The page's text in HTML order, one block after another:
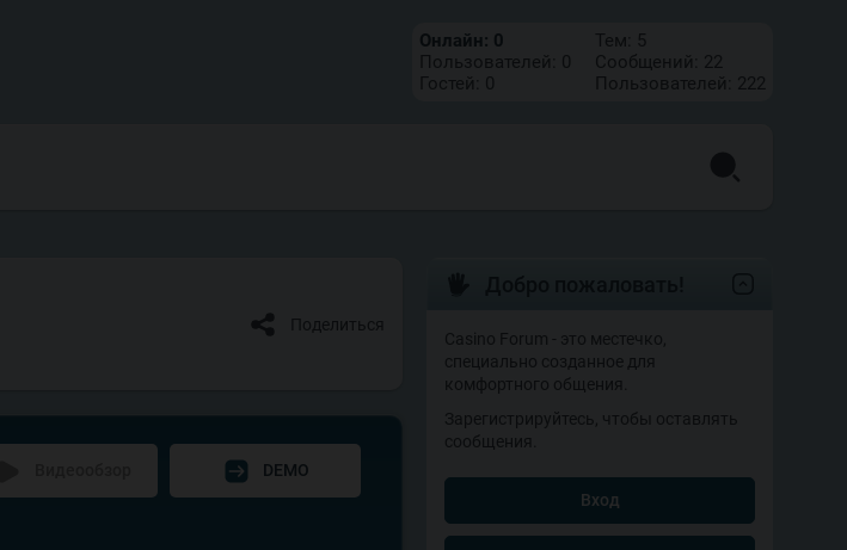
Онлайн: 0
Пользователей: 0
Гостей: 0
Тем:
5
Сообщений: 22
Пользователей: 222
Поделиться
DEMO
Casino Forum - это местечко,
специально созданное для
комфортного общения.
Зарегистрируйтесь, чтобы оставлять
сообщения.
Вход